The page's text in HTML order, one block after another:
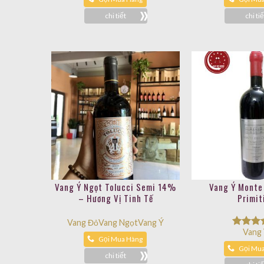
chi tiết
chi
Vang Ý Ngọt Tolucci Semi 14%
– Hương Vị Tinh Tế
Vang ĐỏVang NgọtVang Ý
Gọi Mua Hàng
chi tiết
Vang Ý
Được
hạng
5 sao
Vang
Gọi